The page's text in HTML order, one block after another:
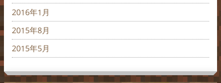
2016年1月
2015年8月
2015年5月